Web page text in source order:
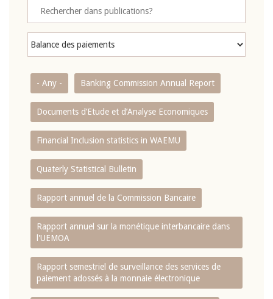
- Any - Banking Commission Annual Report
Documents d’Etude et d’Analyse Economiques
Financial Inclusion statistics in WAEMU
Quaterly Statistical Bulletin
Rapport annuel de la Commission Bancaire
Rapport annuel sur la monétique interbancaire dans
l'UEMOA
Rapport semestriel de surveillance des services de
paiement adossés à la monnaie électronique